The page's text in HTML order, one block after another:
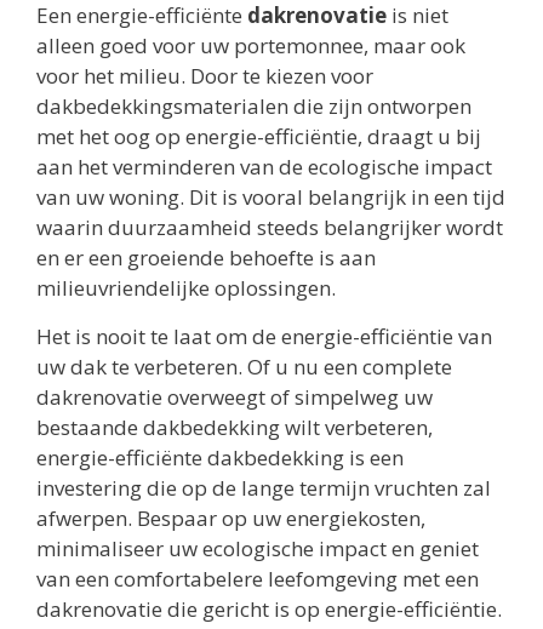
Een energie-efficiënte dakrenovatie is niet
alleen goed voor uw portemonnee, maar ook
voor het milieu. Door te kiezen voor
dakbedekkingsmaterialen die zijn ontworpen
met het oog op energie-efficiëntie, draagt u bij
aan het verminderen van de ecologische impact
van uw woning. Dit is vooral belangrijk in een tijd
waarin duurzaamheid steeds belangrijker wordt
en er een groeiende behoefte is aan
milieuvriendelijke oplossingen.
Het is nooit te laat om de energie-efficiëntie van
uw dak te verbeteren. Of u nu een complete
dakrenovatie overweegt of simpelweg uw
bestaande dakbedekking wilt verbeteren,
energie-efficiënte dakbedekking is een
investering die op de lange termijn vruchten zal
afwerpen. Bespaar op uw energiekosten,
minimaliseer uw ecologische impact en geniet
van een comfortabelere leefomgeving met een
dakrenovatie die gericht is op energie-efficiëntie.